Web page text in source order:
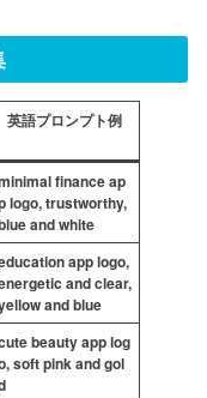
英語プロンプト例
finance ap
logo, trustworthy,
and white
app logo,
and clear,
and blue
beauty app log
soft pink and gol